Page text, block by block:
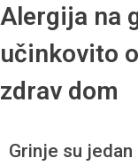
Alergija na
učinkovito
zdrav dom
Grinje su